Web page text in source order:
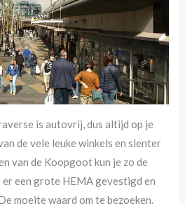
is autovrij, dus altijd op je
de vele leuke winkels en slenter
van de Koopgoot kun je zo de
een grote HEMA gevestigd en
moeite waard om te bezoeken.